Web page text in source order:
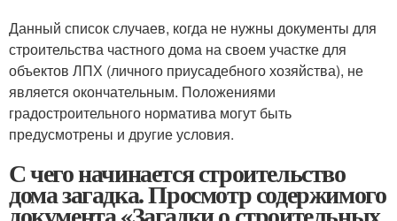
Данный список случаев, когда не нужны документы для
строительства частного дома на своем участке для
объектов ЛПХ (личного приусадебного хозяйства), не
является окончательным. Положениями
градостроительного норматива могут быть
предусмотрены и другие условия.
С чего начинается строительство
дома загадка. Просмотр содержимого